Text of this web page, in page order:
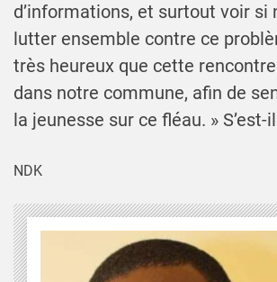
d’informations, et surtout voir si
lutter ensemble contre ce
très heureux que cette
dans notre commune, afin de
la jeunesse sur ce fléau. »
NDK